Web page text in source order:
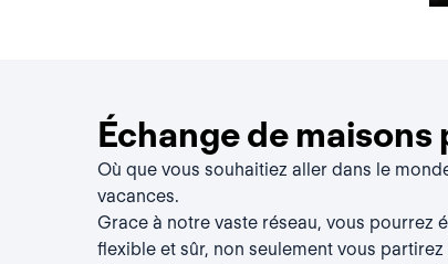
Échange de
Où que vous souhaitiez aller dans le
vacances.
Grace à notre vaste réseau, vous pourrez
flexible et sûr, non seulement vous